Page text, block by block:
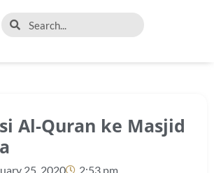
Al-Quran ke Masjid
25, 2020
2:53 pm